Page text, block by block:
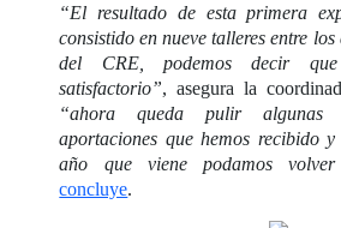
“El resultado de esta primera
consistido en nueve talleres entre
del CRE, podemos decir
satisfactorio”, asegura la
“ahora queda pulir
aportaciones que hemos recibido y
año que viene podamos
concluye.